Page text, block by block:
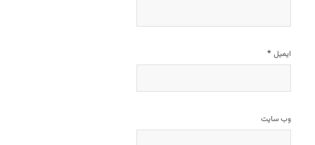
ایمیل *
وب‌ سایت